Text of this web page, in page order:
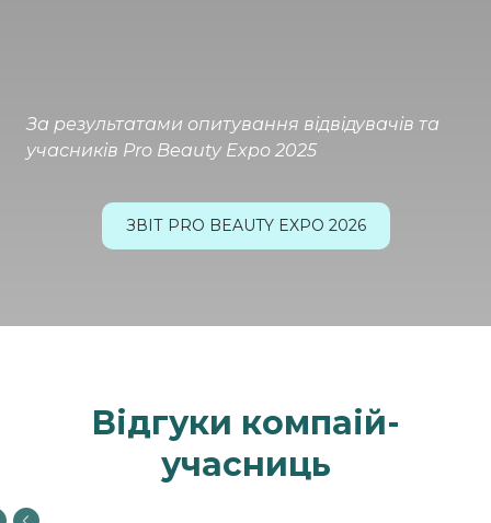
За результатами опитування відвідувачів та
учасників Pro Beauty Expo 2025
ЗВІТ PRO BEAUTY EXPO 2026
Відгуки компаій-
учасниць